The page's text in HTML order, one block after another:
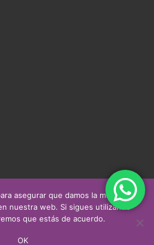
| Desarrollado por
asegurar que damos la mejor
nuestra web. Si sigues utilizando
que estás de acuerdo.
OK